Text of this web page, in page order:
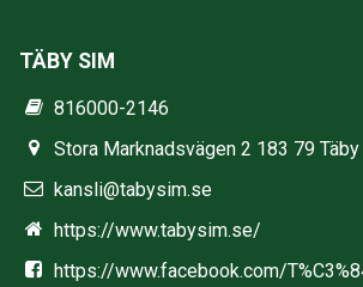
TÄBY SIM
816000-2146
Stora Marknadsvägen 2 183 79 Täby
kansli@tabysim.se
https://www.tabysim.se/
https://www.facebook.com/